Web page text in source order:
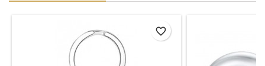
favorite_border